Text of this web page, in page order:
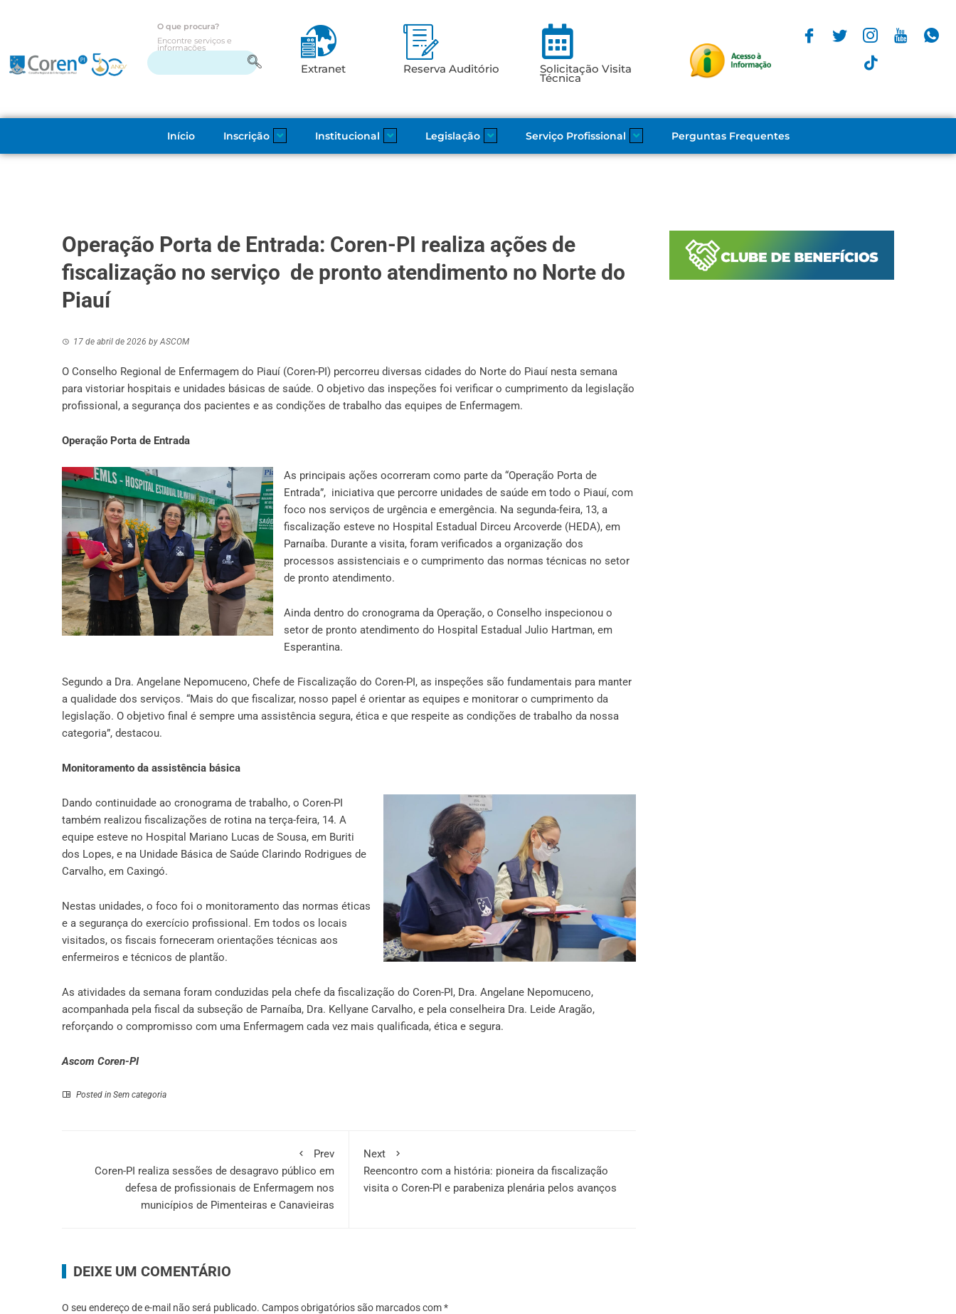
O que procura?
Encontre serviços e
informações
Extranet Reserva Auditório Solicitação Visita
Técnica
Início Inscrição Institucional Legislação Serviço Profissional Perguntas Frequentes
Operação Porta de Entrada: Coren-PI realiza ações de
fiscalização no serviço de pronto atendimento no Norte do
Piauí
17 de abril de 2026 byASCOM
O Conselho Regional de Enfermagem do Piauí (Coren-PI) percorreu diversas cidades do Norte do Piauí nesta semana
para vistoriar hospitais e unidades básicas de saúde. O objetivo das inspeções foi verificar o cumprimento da legislação
profissional, a segurança dos pacientes e as condições de trabalho das equipes de Enfermagem.
​Operação Porta de Entrada
​As principais ações ocorreram como parte da “Operação Porta de
Entrada”, iniciativa que percorre unidades de saúde em todo o Piauí, com
foco nos serviços de urgência e emergência. Na segunda-feira, 13, a
fiscalização esteve no Hospital Estadual Dirceu Arcoverde (HEDA), em
Parnaíba. Durante a visita, foram verificados a organização dos
processos assistenciais e o cumprimento das normas técnicas no setor
de pronto atendimento.
​Ainda dentro do cronograma da Operação, o Conselho inspecionou o
setor de pronto atendimento do Hospital Estadual Julio Hartman, em
Esperantina.
Segundo a Dra. Angelane Nepomuceno, Chefe de Fiscalização do Coren-PI, as inspeções são fundamentais para manter
a qualidade dos serviços. “Mais do que fiscalizar, nosso papel é orientar as equipes e monitorar o cumprimento da
legislação. O objetivo final é sempre uma assistência segura, ética e que respeite as condições de trabalho da nossa
categoria”, destacou.
Monitoramento da assistência básica
​Dando continuidade ao cronograma de trabalho, o Coren-PI
também realizou fiscalizações de rotina na terça-feira, 14. A
equipe esteve no Hospital Mariano Lucas de Sousa, em Buriti
dos Lopes, e na Unidade Básica de Saúde Clarindo Rodrigues de
Carvalho, em Caxingó.
​Nestas unidades, o foco foi o monitoramento das normas éticas
e a segurança do exercício profissional. Em todos os locais
visitados, os fiscais forneceram orientações técnicas aos
enfermeiros e técnicos de plantão.
​As atividades da semana foram conduzidas pela chefe da fiscalização do Coren-PI, Dra. Angelane Nepomuceno,
acompanhada pela fiscal da subseção de Parnaíba, Dra. Kellyane Carvalho, e pela conselheira Dra. Leide Aragão,
reforçando o compromisso com uma Enfermagem cada vez mais qualificada, ética e segura.
Ascom Coren-PI
Posted in Sem categoria
Prev
Coren-PI realiza sessões de desagravo público em
defesa de profissionais de Enfermagem nos
municípios de Pimenteiras e Canavieiras
Next
Reencontro com a história: pioneira da fiscalização
visita o Coren-PI e parabeniza plenária pelos avanços
DEIXE UM COMENTÁRIO
O seu endereço de e-mail não será publicado. Campos obrigatórios são marcados com*